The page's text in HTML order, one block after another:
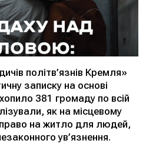
політв’язнів Кремля»
записку на основі
381 громаду по всій
як на місцевому
право на житло для людей,
ув’язнення.